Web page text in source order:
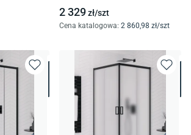
2 329zł/szt
Cena katalogowa: 2 860,98 zł/szt